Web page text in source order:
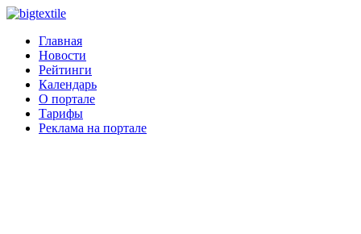
Главная
Новости
Рейтинги
Календарь
О портале
Тарифы
Реклама на портале